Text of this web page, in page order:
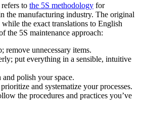
to the 5S methodology for
the manufacturing industry. The original
while the exact translations to English
the 5S maintenance approach:
remove unnecessary items.
put everything in a sensible, intuitive
and polish your space.
and systematize your processes.
the procedures and practices you’ve